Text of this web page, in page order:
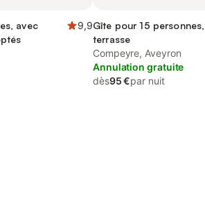
avec
9,9Gîte pour 15
terrasse
Compeyre, Aveyron
Annulation gratuite
dès95 €par nuit